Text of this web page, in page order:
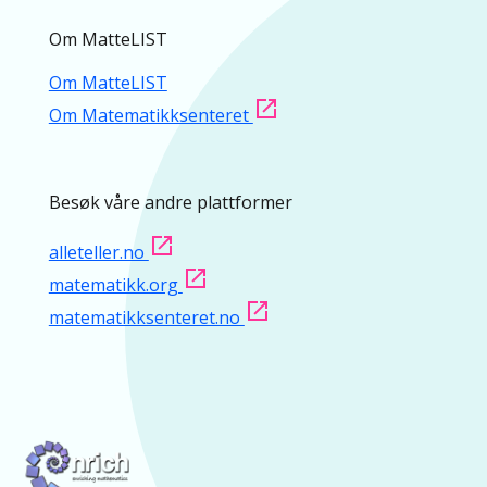
Om MatteLIST
Om MatteLIST
Om Matematikksenteret
Besøk våre andre plattformer
alleteller.no
matematikk.org
matematikksenteret.no